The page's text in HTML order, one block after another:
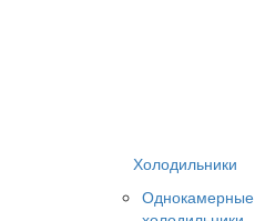
Холодильники
Однокамерные